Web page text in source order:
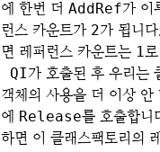
에 한번 더 AddRef가 이
런스 카운트가 2가 됩니다.
면 레퍼런스 카운트는 1
QI가 호출된 후 우리는
객체의 사용을 더 이상 안
에 Release를 호출합니
하면 이 클래스팩토리의